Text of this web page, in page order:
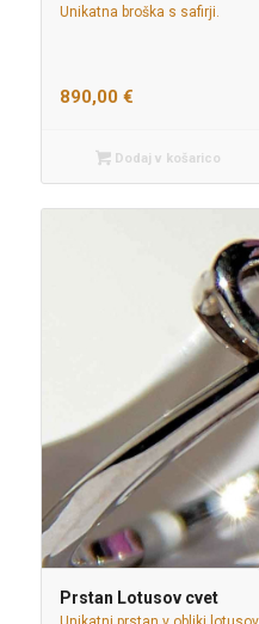
Unikatna broška s safirji.
890,00 €
Dodaj v košarico
Prstan Lotusov cvet